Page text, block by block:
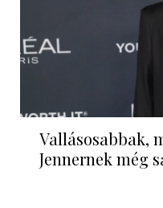
Vallásosabbak,
Jennernek még